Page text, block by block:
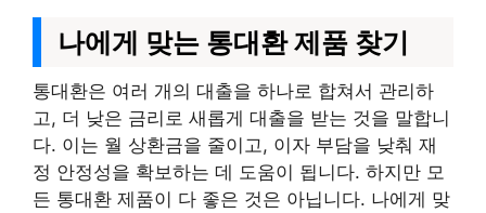
나에게 맞는 통대환 제품 찾기
통대환은 여러 개의 대출을 하나로 합쳐서 관리하
고, 더 낮은 금리로 새롭게 대출을 받는 것을 말합니
다. 이는 월 상환금을 줄이고, 이자 부담을 낮춰 재
정 안정성을 확보하는 데 도움이 됩니다. 하지만 모
든 통대환 제품이 다 좋은 것은 아닙니다. 나에게 맞